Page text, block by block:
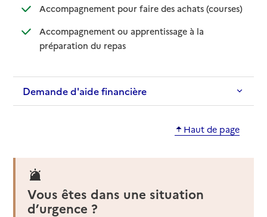
Accompagnement pour faire des achats (courses)
:
: non
Accompagnement ou apprentissage à la
préparation du repas: disponible
: non disponible
Demande d'aide financière
Haut de page
Vous êtes dans une situation
d’urgence ?